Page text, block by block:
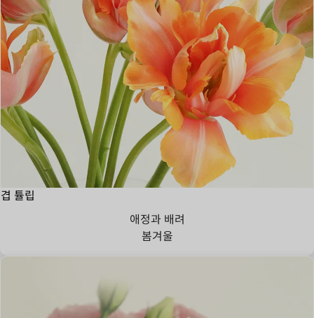
겹 튤립
애정과 배려
봄겨울